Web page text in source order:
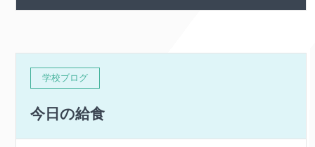
学校ブログ
今日の給食